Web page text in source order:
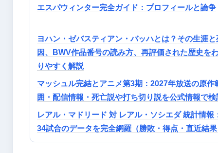
エスパウィンター完全ガイド：プロフィールと論争
ヨハン・ゼバスティアン・バッハとは？その生涯と
因、BWV作品番号の読み方、再評価された歴史を
りやすく解説
マッシュル完結とアニメ第3期：2027年放送の原作
囲・配信情報・死亡説や打ち切り説を公式情報で検
レアル・マドリード 対 レアル・ソシエダ 統計情報
34試合のデータを完全網羅（勝敗・得点・直近結